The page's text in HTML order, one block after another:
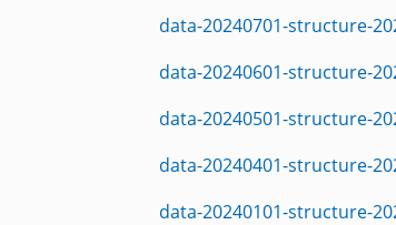
data-20240701-structure-
data-20240601-structure-
data-20240501-structure-
data-20240401-structure-
data-20240101-structure-